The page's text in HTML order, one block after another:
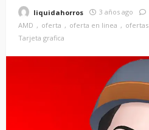
liquidahorros 3 años ago
AMD
oferta oferta en linea ofertas
Tarjeta grafica